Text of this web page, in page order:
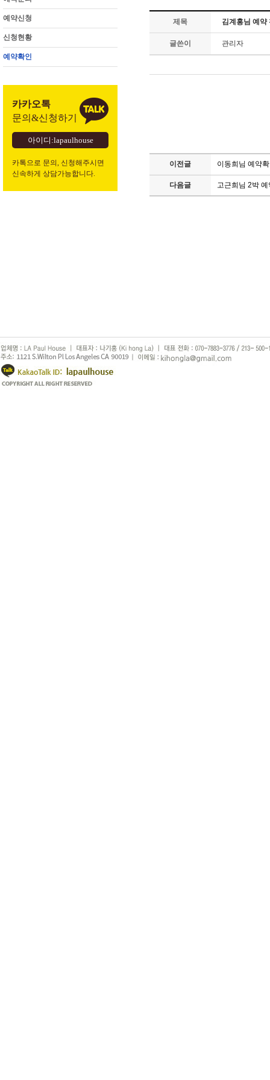
예약신청
신청현황
예약확인
카카오톡
문의&신청하기
아이디:lapaulhouse
카톡으로 문의, 신청해주시면
신속하게 상담가능합니다.
제목 김계홍님 예약
글쓴이 관리자
이전글 이동희님 예약
다음글 고근희님 2박